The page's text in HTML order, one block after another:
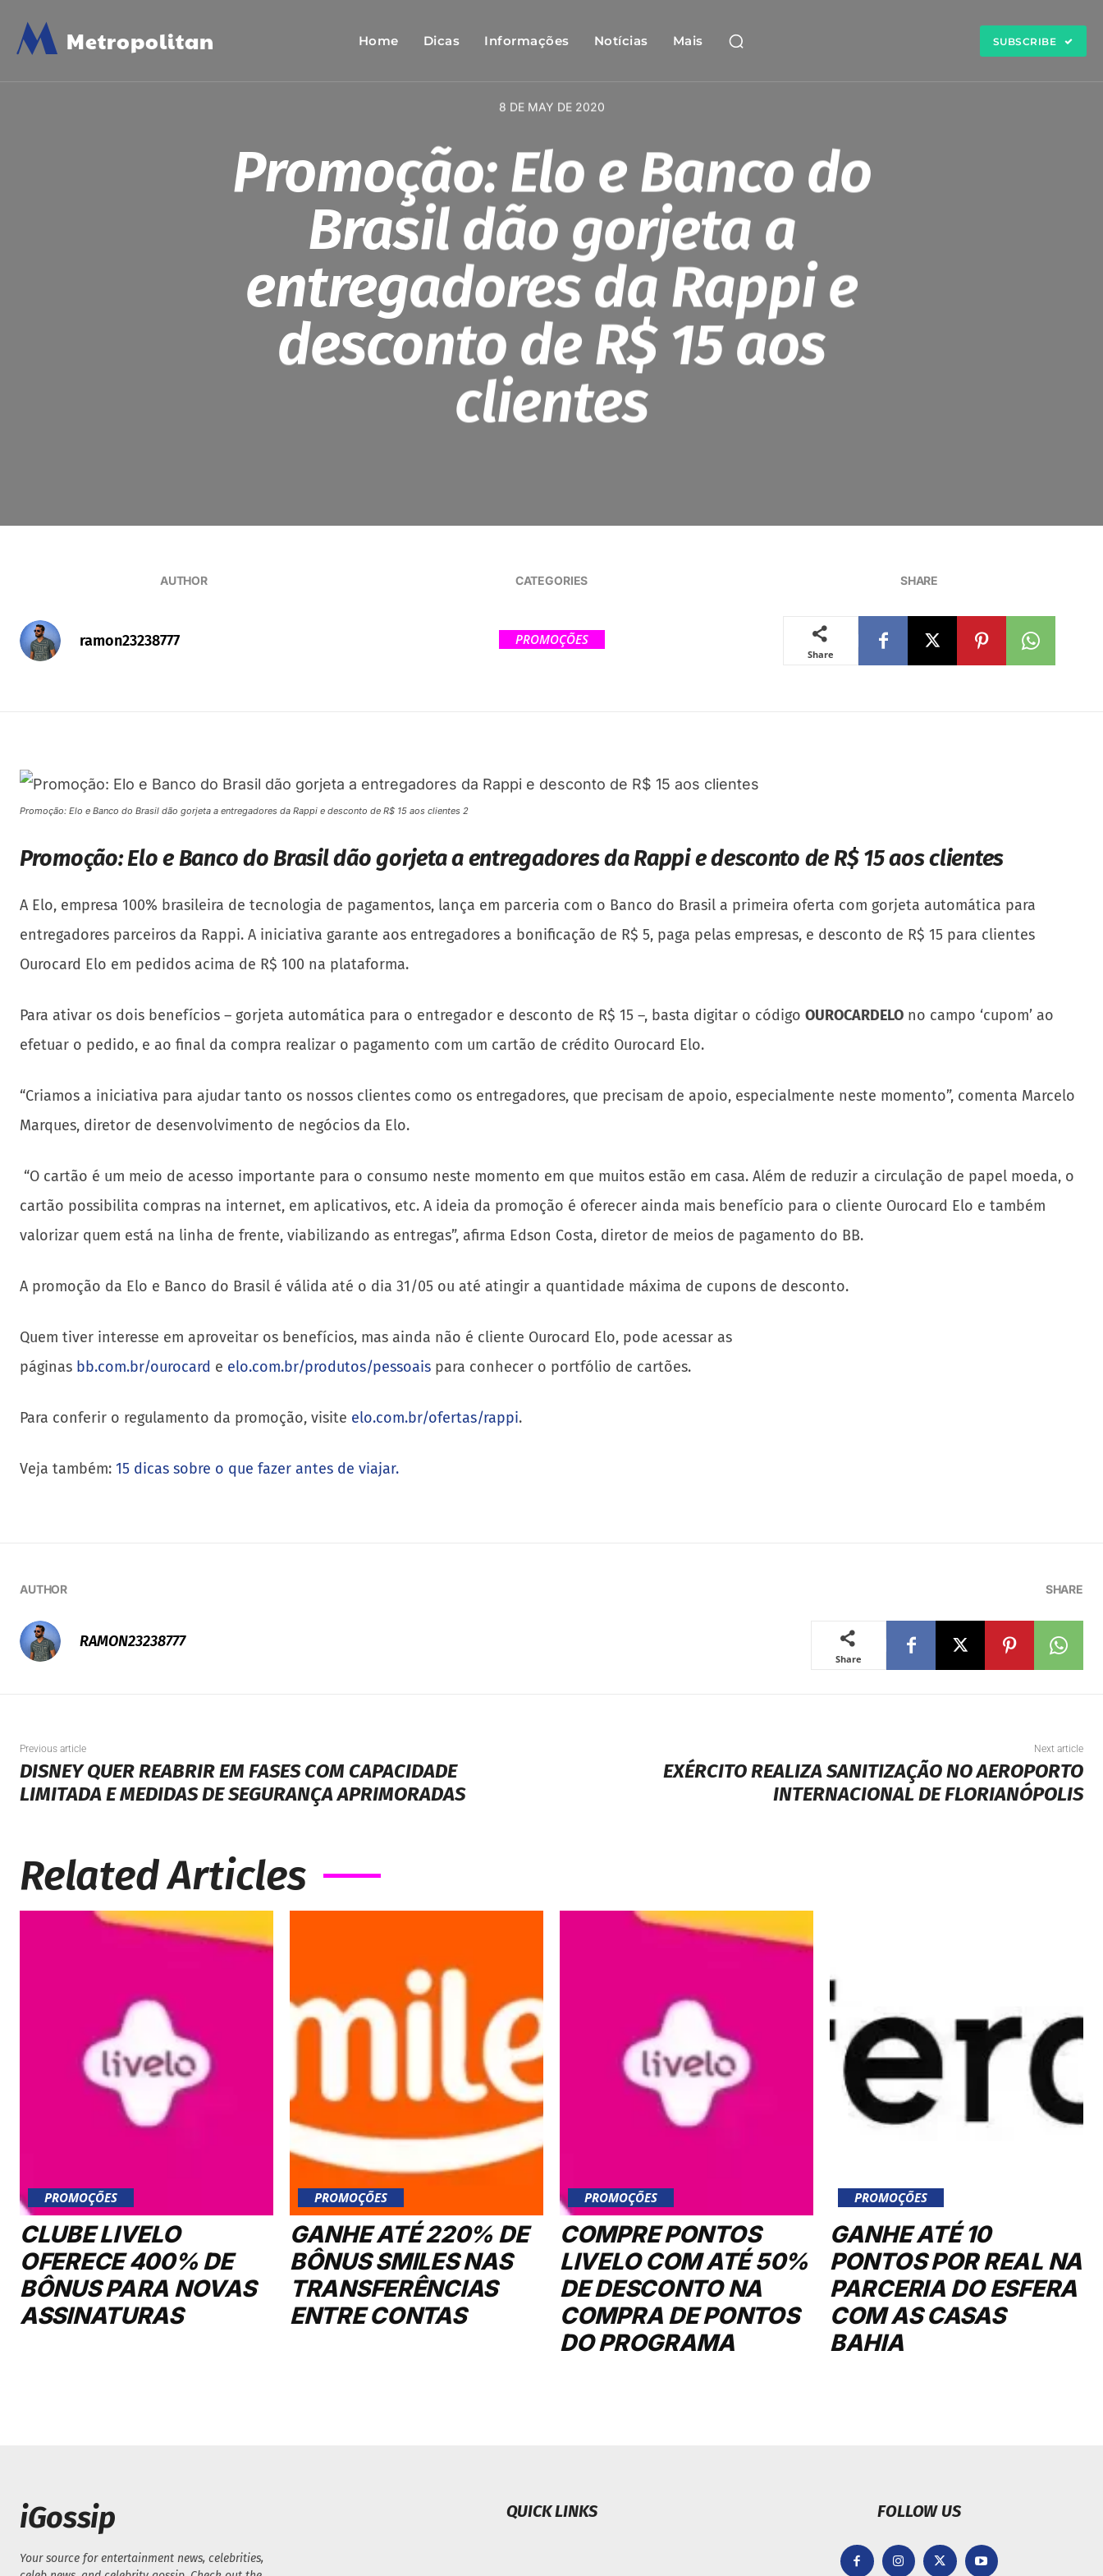
M Metropolitan Home Dicas Informações Notícias Mais SUBSCRIBE
8 DE MAY DE 2020
Promoção: Elo e Banco do
Brasil dão gorjeta a
entregadores da Rappi e
desconto de R$ 15 aos
clientes
AUTHOR
ramon23238777
CATEGORIES
PROMOÇÕES
SHARE
Share
Promoção: Elo e Banco do Brasil dão gorjeta a entregadores da Rappi e desconto de R$ 15 aos clientes 2
Promoção: Elo e Banco do Brasil dão gorjeta a entregadores da Rappi e desconto de R$ 15 aos clientes
A Elo, empresa 100% brasileira de tecnologia de pagamentos, lança em parceria com o Banco do Brasil a primeira oferta com gorjeta automática para
entregadores parceiros da Rappi. A iniciativa garante aos entregadores a bonificação de R$ 5, paga pelas empresas, e desconto de R$ 15 para clientes
Ourocard Elo em pedidos acima de R$ 100 na plataforma.
Para ativar os dois benefícios – gorjeta automática para o entregador e desconto de R$ 15 –, basta digitar o código OUROCARDELO no campo ‘cupom’ ao
efetuar o pedido, e ao final da compra realizar o pagamento com um cartão de crédito Ourocard Elo.
“Criamos a iniciativa para ajudar tanto os nossos clientes como os entregadores, que precisam de apoio, especialmente neste momento”, comenta Marcelo
Marques, diretor de desenvolvimento de negócios da Elo.
“O cartão é um meio de acesso importante para o consumo neste momento em que muitos estão em casa. Além de reduzir a circulação de papel moeda, o
cartão possibilita compras na internet, em aplicativos, etc. A ideia da promoção é oferecer ainda mais benefício para o cliente Ourocard Elo e também
valorizar quem está na linha de frente, viabilizando as entregas”, afirma Edson Costa, diretor de meios de pagamento do BB.
A promoção da Elo e Banco do Brasil é válida até o dia 31/05 ou até atingir a quantidade máxima de cupons de desconto.
Quem tiver interesse em aproveitar os benefícios, mas ainda não é cliente Ourocard Elo, pode acessar as
páginas bb.com.br/ourocard e elo.com.br/produtos/pessoais para conhecer o portfólio de cartões.
Para conferir o regulamento da promoção, visite elo.com.br/ofertas/rappi.
Veja também: 15 dicas sobre o que fazer antes de viajar.
AUTHOR
RAMON23238777
SHARE
Share
Previous article
DISNEY QUER REABRIR EM FASES COM CAPACIDADE
LIMITADA E MEDIDAS DE SEGURANÇA APRIMORADAS
Next article
EXÉRCITO REALIZA SANITIZAÇÃO NO AEROPORTO
INTERNACIONAL DE FLORIANÓPOLIS
Related Articles
PROMOÇÕES
CLUBE LIVELO
OFERECE 400% DE
BÔNUS PARA NOVAS
ASSINATURAS
PROMOÇÕES
GANHE ATÉ 220% DE
BÔNUS SMILES NAS
TRANSFERÊNCIAS
ENTRE CONTAS
PROMOÇÕES
COMPRE PONTOS
LIVELO COM ATÉ 50%
DE DESCONTO NA
COMPRA DE PONTOS
DO PROGRAMA
PROMOÇÕES
GANHE ATÉ 10
PONTOS POR REAL NA
PARCERIA DO ESFERA
COM AS CASAS
BAHIA
iGossip
Your source for entertainment news, celebrities,
QUICK LINKS FOLLOW US